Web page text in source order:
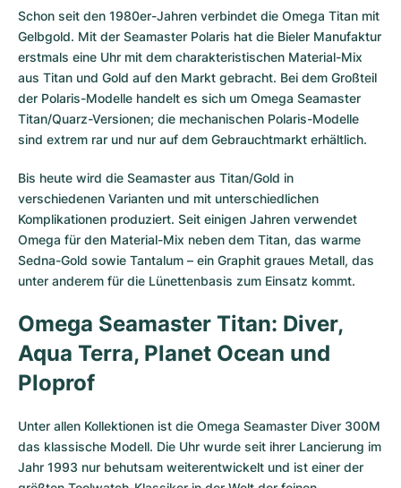
Schon seit den 1980er-Jahren verbindet die Omega Titan mit
Gelbgold. Mit der Seamaster Polaris hat die Bieler Manufaktur
erstmals eine Uhr mit dem charakteristischen Material-Mix
aus Titan und Gold auf den Markt gebracht. Bei dem Großteil
der Polaris-Modelle handelt es sich um Omega Seamaster
Titan/Quarz-Versionen; die mechanischen Polaris-Modelle
sind extrem rar und nur auf dem Gebrauchtmarkt erhältlich.
Bis heute wird die Seamaster aus Titan/Gold in
verschiedenen Varianten und mit unterschiedlichen
Komplikationen produziert. Seit einigen Jahren verwendet
Omega für den Material-Mix neben dem Titan, das warme
Sedna-Gold sowie Tantalum – ein Graphit graues Metall, das
unter anderem für die Lünettenbasis zum Einsatz kommt.
Omega Seamaster Titan: Diver,
Aqua Terra, Planet Ocean und
Ploprof
Unter allen Kollektionen ist die Omega Seamaster Diver 300M
das klassische Modell. Die Uhr wurde seit ihrer Lancierung im
Jahr 1993 nur behutsam weiterentwickelt und ist einer der